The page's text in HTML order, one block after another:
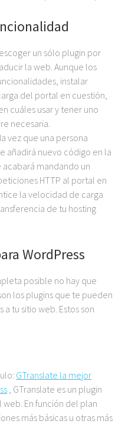
un sólo plugin por
la web. Aunque los
instalar
del portal en cuestión,
cuáles usar y tener uno
necesaria.
vez que una persona
añadirá nuevo código en la
acabará mandando un
HTTP al portal en
la velocidad de carga
de tu hosting
WordPress
posible no hay que
los plugins que te pueden
tu sitio web. Estos son
GTranslate la mejor
, GTranslate es un plugin
En función del plan
más básicas u otras más